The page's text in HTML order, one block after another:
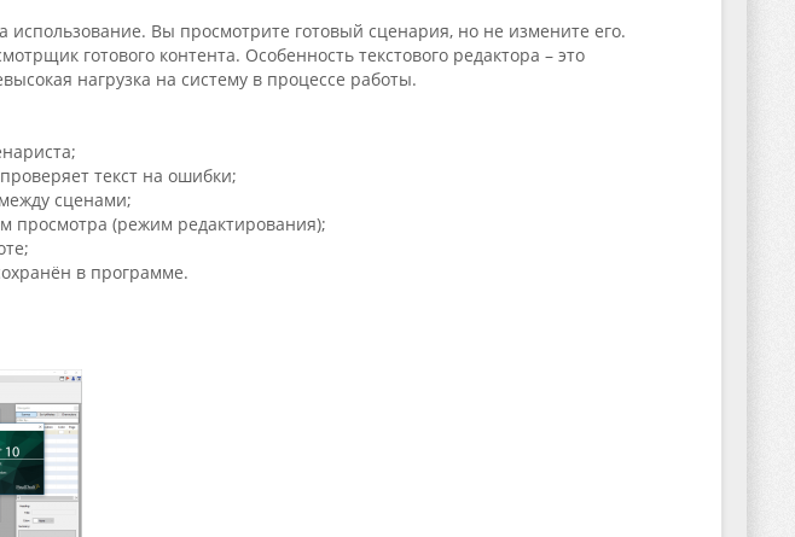
Вы просмотрите готовый сценария, но не измените его.
готового контента. Особенность текстового редактора – это
нагрузка на систему в процессе работы.
текст на ошибки;
сценами;
просмотра (режим редактирования);
в программе.